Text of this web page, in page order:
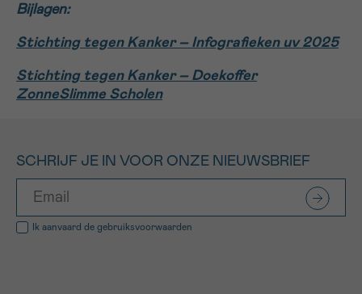
Bijlagen:
Stichting tegen Kanker – Infografieken uv 2025
Stichting tegen Kanker – Doekoffer
ZonneSlimme Scholen
SCHRIJF JE IN VOOR ONZE NIEUWSBRIEF
Ik aanvaard de gebruiksvoorwaarden